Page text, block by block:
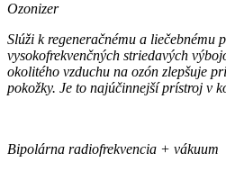
Ozonizer
Slúži k regeneračnému a liečebnému
vysokofrekvenčných striedavých
okolitého vzduchu na ozón zlepšuje
pokožky. Je to najúčinnejší prístroj v
Bipolárna radiofrekvencia + vákuum